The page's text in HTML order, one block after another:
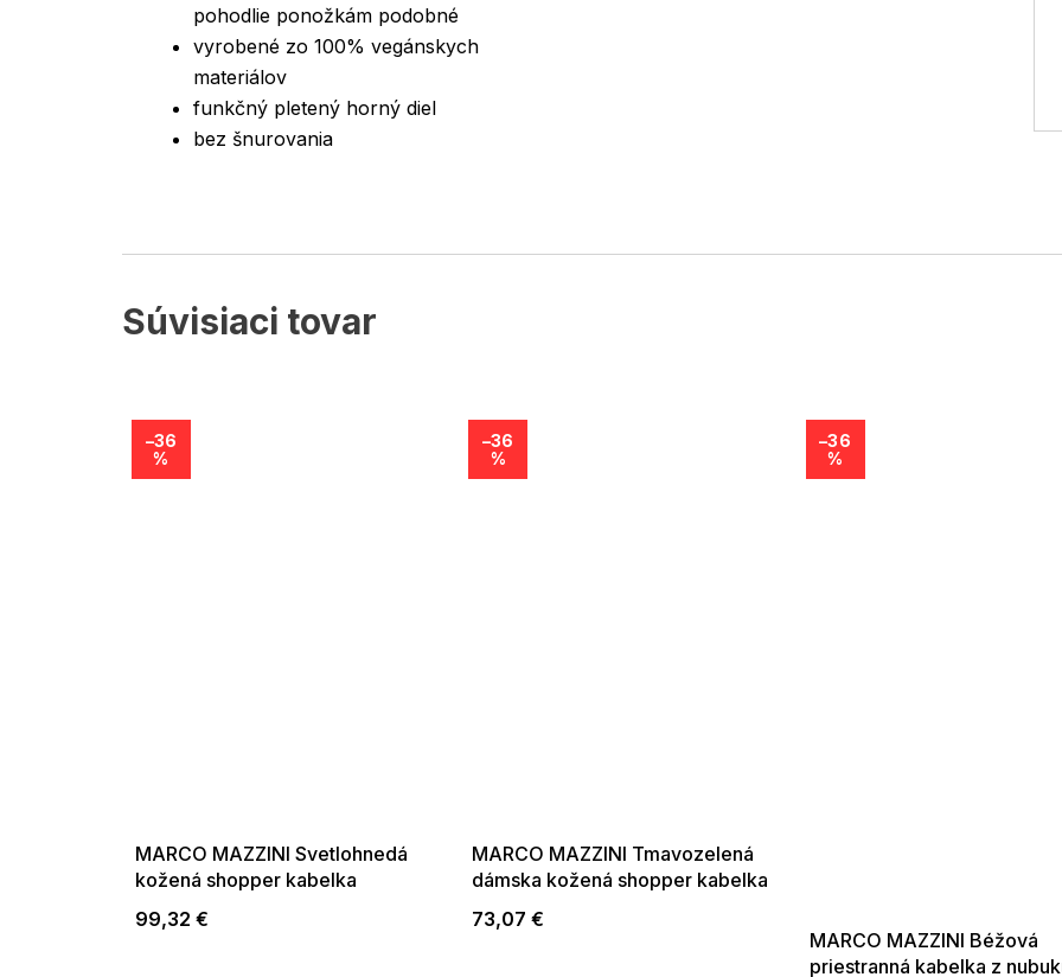
Súvisiaci tovar
–36
%
MARCO MAZZINI Svetlohnedá
kožená shopper kabelka
99,32 €
–36
%
MARCO MAZZINI Tmavozelená
dámska kožená shopper kabelka
73,07 €
–36
%
MARCO MAZZINI Béžová
priestranná kabelka z
pohodlie ponožkám podobné
vyrobené zo 100% vegánskych
materiálov
funkčný pletený horný diel
bez šnurovania